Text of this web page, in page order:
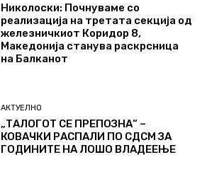
Николоски: Почнуваме со
реализација на третата секција од
железничкиот Коридор 8,
Македонија станува раскрсница
на Балканот
АКТУЕЛНО
„ТАЛОГОТ СЕ ПРЕПОЗНА“ –
КОВАЧКИ РАСПАЛИ ПО СДСМ ЗА
ГОДИНИТЕ НА ЛОШО ВЛАДЕЕЊЕ